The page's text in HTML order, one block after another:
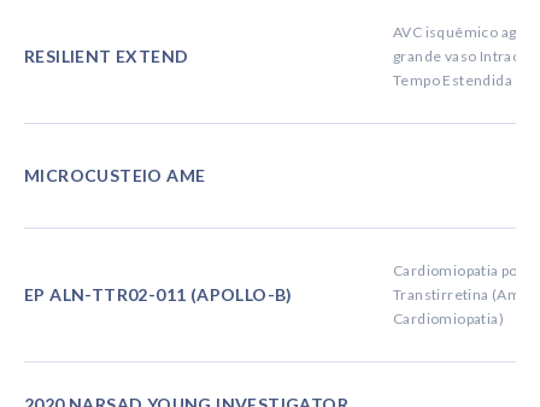
RESILIENT EXTEND
AVC isquêmico
grande vaso
Tempo Estendida
MICROCUSTEIO AME
EP ALN-TTR02-011 (APOLLO-B)
Cardiomiopatia por
Transtirretina
Cardiomiopatia)